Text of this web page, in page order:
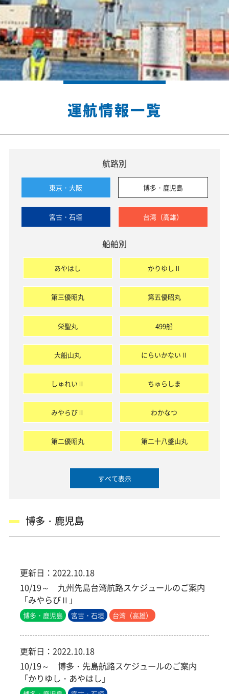
運航情報一覧
航路別
東京・大阪 博多・鹿児島
宮古・石垣 台湾（高雄）
船舶別
あやはし かりゆしⅡ
第三優昭丸 第五優昭丸
栄聖丸 499船
大船山丸 にらいかないⅡ
しゅれいⅡ ちゅらしま
みやらびⅡ わかなつ
第二優昭丸 第二十八盛山丸
すべて表示
博多・鹿児島
更新日： 2022.10.18
10/19～ 九州先島台湾航路スケジュールのご案内
「みやらびⅡ」
博多・鹿児島 宮古・石垣 台湾（高雄）
更新日： 2022.10.18
10/19～ 博多・先島航路スケジュールのご案内
「かりゆし・あやはし」